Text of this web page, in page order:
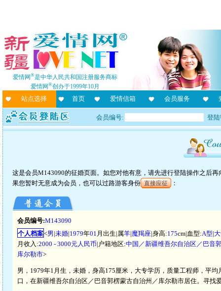
爱情网®是中华人民共和国注册服务商标
爱情网®创办于1999年10月
站点选择 首页 爱情信箱 会员服务
会员编号: 登
这是会员M143090的征婚页面。如您对他有意，请先进行登陆操作之后
果您暂时无意成为会员，也可以过路游客身份 直接应征 ：
会员编号:M143090
个人档案<男|未婚|1979年01 月出生|属羊|魔羯座|身高:175cm|血型:A型|
月收入:2000 - 3000元人民币|户籍地区:中国／新疆维吾尔自治区／巴音
库尔勒市>
男，1979年1月生，未婚，身高175厘米，大专学历，质量工程师，平
口，在新疆维吾尔自治区／巴音郭楞蒙古自治州／库尔勒市居住。寻